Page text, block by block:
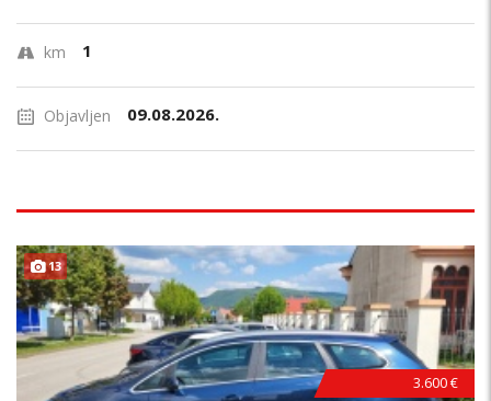
km 1
Objavljen 09.08.2026.
13
3.600 €